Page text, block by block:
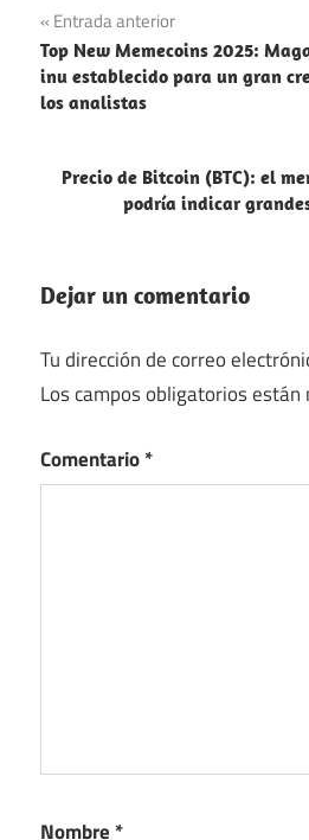
Navegación
de
entradas
Entrada anterior
Top New Memecoins 2025:
inu establecido para un gran
los analistas
Precio de Bitcoin (BTC): el
podría indicar
Dejar un comentario
Tu dirección de correo
Los campos obligatorios están
Comentario*
Nombre *